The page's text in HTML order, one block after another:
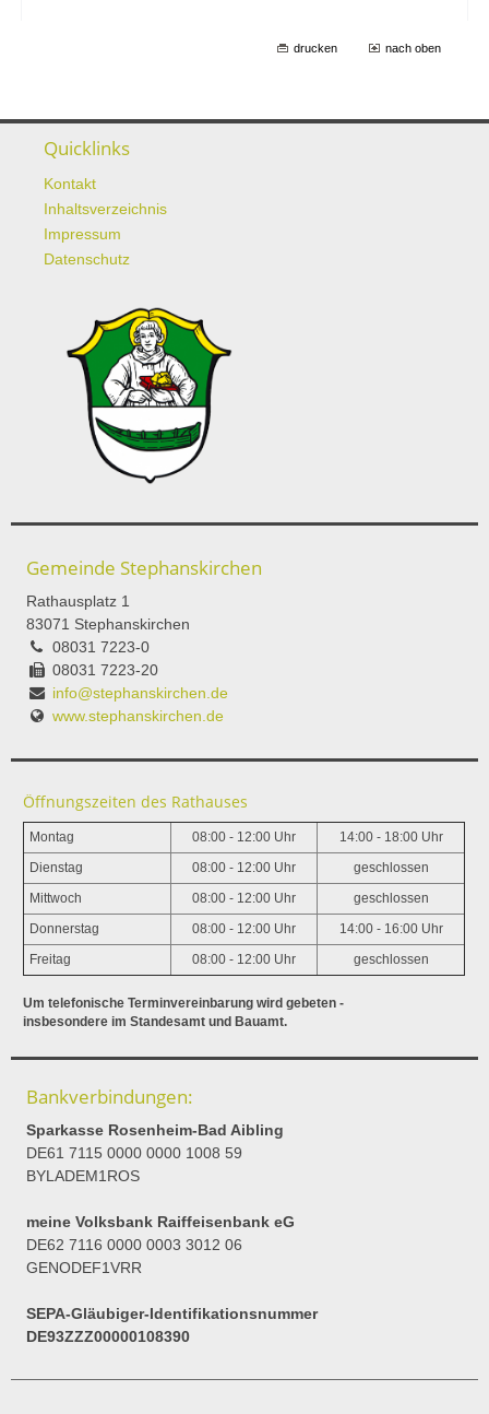
drucken nach oben
Quicklinks
Kontakt
Inhaltsverzeichnis
Impressum
Datenschutz
Gemeinde Stephanskirchen
Rathausplatz 1
83071 Stephanskirchen
08031 7223-0
08031 7223-20
info@stephanskirchen.de
www.stephanskirchen.de
Öffnungszeiten des Rathauses
Montag 08:00 - 12:00 Uhr 14:00 - 18:00 Uhr
Dienstag 08:00 - 12:00 Uhr geschlossen
Mittwoch 08:00 - 12:00 Uhr geschlossen
Donnerstag 08:00 - 12:00 Uhr 14:00 - 16:00 Uhr
Freitag 08:00 - 12:00 Uhr geschlossen
Um telefonische Terminvereinbarung wird gebeten -
insbesondere im Standesamt und Bauamt.
Bankverbindungen:
Sparkasse Rosenheim-Bad Aibling
DE61 7115 0000 0000 1008 59
BYLADEM1ROS
meine Volksbank Raiffeisenbank eG
DE62 7116 0000 0003 3012 06
GENODEF1VRR
SEPA-Gläubiger-Identifikationsnummer
DE93ZZZ00000108390